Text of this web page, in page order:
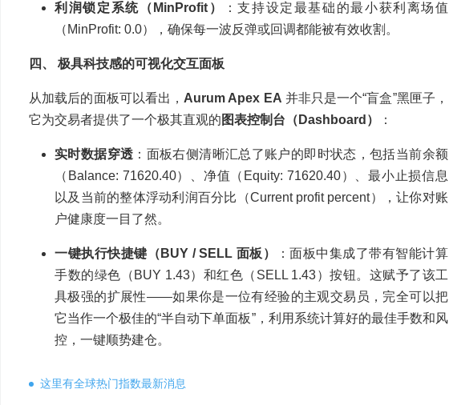
利润锁定系统（MinProfit）
：支持设定最基础的最小获利离场值
（MinProfit: 0.0），确保每一波反弹或回调都能被有效收割。
四、 极具科技感的可视化交互面板
从加载后的面板可以看出， Aurum Apex EA 并非只是一个“盲盒”黑匣子，
它为交易者提供了一个极其直观的 图表控制台（Dashboard） ：
实时数据穿透 ：面板右侧清晰汇总了账户的即时状态，包括当前余额
（Balance: 71620.40）、净值（Equity: 71620.40）、最小止损信息
以及当前的整体浮动利润百分比（Current profit percent），让你对账
户健康度一目了然。
一键执行快捷键（BUY / SELL 面板）
：面板中集成了带有智能计算
手数的绿色（BUY 1.43）和红色（SELL 1.43）按钮。这赋予了该工
具极强的扩展性——如果你是一位有经验的主观交易员，完全可以把
它当作一个极佳的“半自动下单面板”，利用系统计算好的最佳手数和风
控，一键顺势建仓。
这里有全球热门指数最新消息